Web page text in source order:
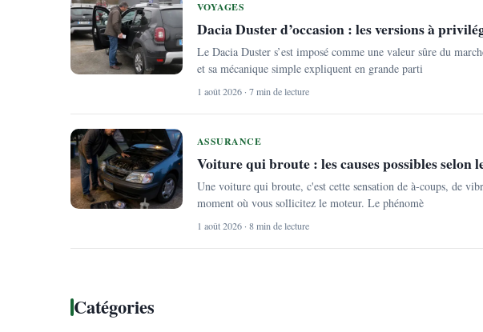
VOYAGES
Dacia Duster d’occasion : les versions à
Le Dacia Duster s’est imposé comme une valeur sûre du
et sa mécanique simple expliquent en grande parti
1 août 2026 · 7 min de lecture
ASSURANCE
Voiture qui broute : les causes possibles selon
Une voiture qui broute, c'est cette sensation de à-coups, de
moment où vous sollicitez le moteur. Le phénomè
1 août 2026 · 8 min de lecture
Catégories